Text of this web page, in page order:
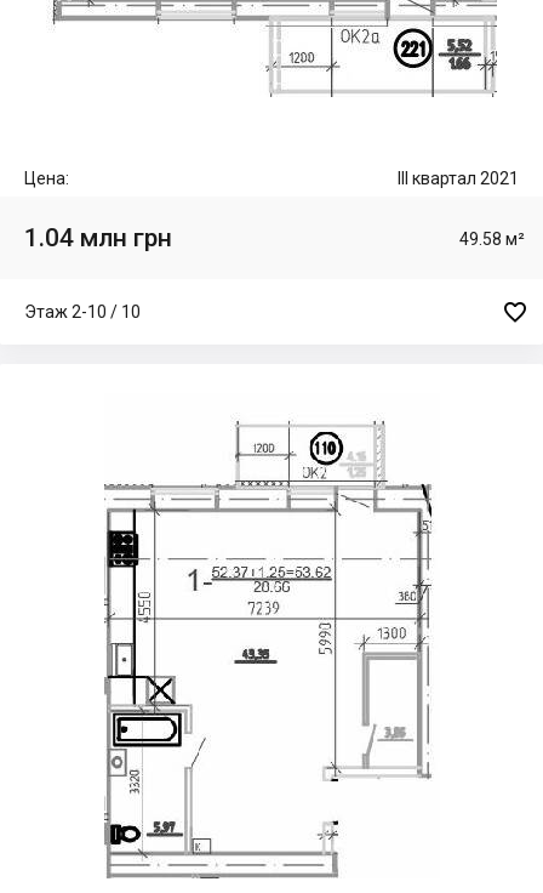
Цена: III квартал 2021
1.04 млн грн 49.58 м²
Этаж 2-10 / 10 